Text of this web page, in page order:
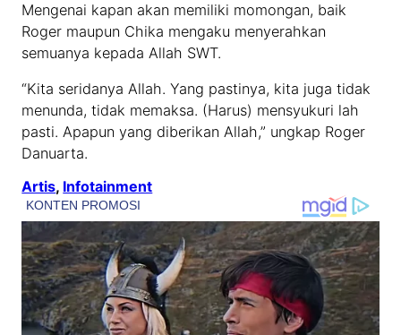
Mengenai kapan akan memiliki momongan, baik
Roger maupun Chika mengaku menyerahkan
semuanya kepada Allah SWT.
“Kita seridanya Allah. Yang pastinya, kita juga tidak
menunda, tidak memaksa. (Harus) mensyukuri lah
pasti. Apapun yang diberikan Allah,” ungkap Roger
Danuarta.
Artis, Infotainment